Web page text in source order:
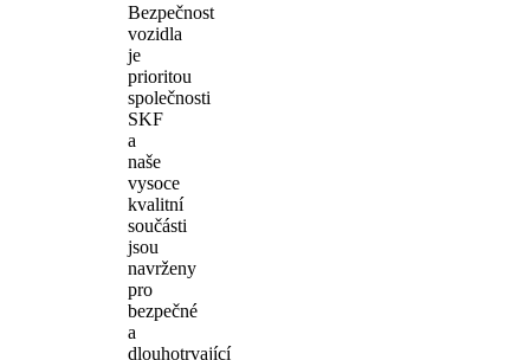
Bezpečnost
vozidla
je
prioritou
společnosti
SKF
a
naše
vysoce
kvalitní
součásti
jsou
navrženy
pro
bezpečné
a
dlouhotrvající